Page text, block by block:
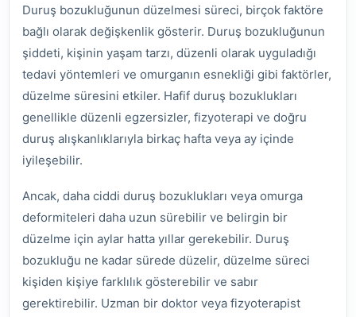
Duruş bozukluğunun düzelmesi süreci, birçok faktöre
bağlı olarak değişkenlik gösterir. Duruş bozukluğunun
şiddeti, kişinin yaşam tarzı, düzenli olarak uyguladığı
tedavi yöntemleri ve omurganın esnekliği gibi faktörler,
düzelme süresini etkiler. Hafif duruş bozuklukları
genellikle düzenli egzersizler, fizyoterapi ve doğru
duruş alışkanlıklarıyla birkaç hafta veya ay içinde
iyileşebilir.
Ancak, daha ciddi duruş bozuklukları veya omurga
deformiteleri daha uzun sürebilir ve belirgin bir
düzelme için aylar hatta yıllar gerekebilir. Duruş
bozukluğu ne kadar sürede düzelir, düzelme süreci
kişiden kişiye farklılık gösterebilir ve sabır
gerektirebilir. Uzman bir doktor veya fizyoterapist